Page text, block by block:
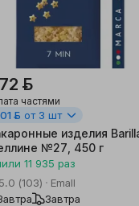
ƃ
частями
ƃ от 3 шт
изделия
№27, 450 г
11 935 раз
5.0 (103)
Emall
Завтра